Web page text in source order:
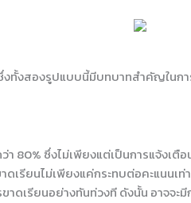
งทั้งสองรูปแบบนี้มีบทบาทสำคัญใน
า 80% ซึ่งไม่เพียงแต่เป็นการแจ้งเตื
ดเรียนไม่เพียงแค่กระทบต่อคะแนนเท่
าดเรียนอย่างทันท่วงทีดังนั้น อาจจะ